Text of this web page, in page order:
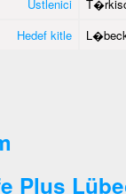
Üstlenici
Hedef kitle
Plus